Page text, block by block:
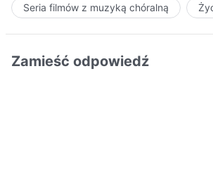
Seria filmów z muzyką chóralną
Zamieść odpowiedź